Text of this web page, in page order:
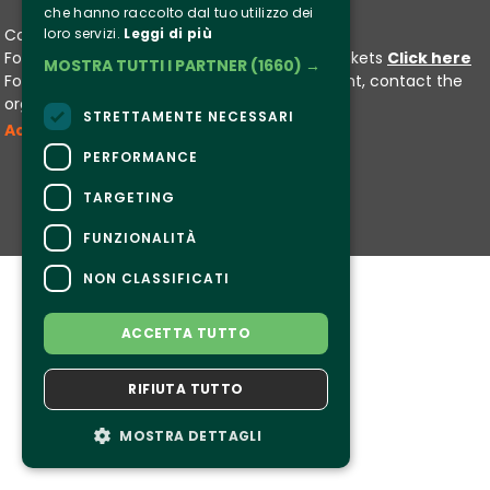
Contacts
For information and support in purchasing tickets Click here
For information on the program and the event, contact the
organizer
Accessibility statement
che hanno raccolto dal tuo utilizzo dei
loro servizi. Leggi di più
MOSTRA TUTTI I PARTNER (1660) →
STRETTAMENTE NECESSARI
PERFORMANCE
TARGETING
FUNZIONALITÀ
NON CLASSIFICATI
ACCETTA TUTTO
RIFIUTA TUTTO
MOSTRA DETTAGLI